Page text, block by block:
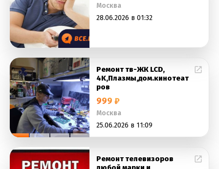
Москва
28.06.2026 в 01:32
Ремонт тв-ЖК LCD,
4K,Плазмы,дом.кинотеат
ров
999 ₽
Москва
25.06.2026 в 11:09
Ремонт телевизоров